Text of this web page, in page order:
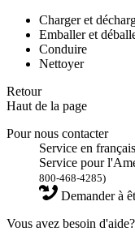
Charger et
Emballer et
Conduire
Nettoyer
Retour
Haut de la page
Pour nous contacter
Service en
Service pour
800-468-4285)
Demander à
Vous avez besoin d'aide?